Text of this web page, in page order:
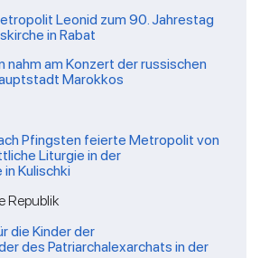
Leonid zum 90. Jahrestag
in Rabat
nahm am Konzert der russischen
Marokkos
Pfingsten feierte Metropolit von
Liturgie in der
Kulischki
Republik
die Kinder der
des Patriarchalexarchats in der